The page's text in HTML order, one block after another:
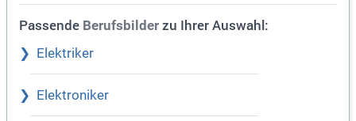
Passende Berufsbilder zu Ihrer Auswahl:
Elektriker
Elektroniker